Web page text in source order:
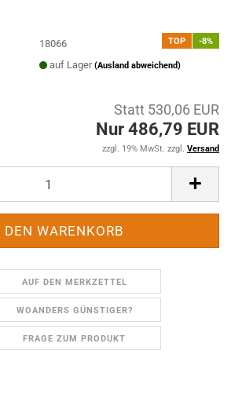
TOP -8%
18066
auf Lager(Ausland abweichend)
Statt 530,06 EUR
Nur 486,79 EUR
zzgl. 19% MwSt. zzgl. Versand
AUF DEN MERKZETTEL
WOANDERS GÜNSTIGER?
FRAGE ZUM PRODUKT